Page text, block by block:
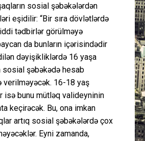
sosial şəbəkələrdən
eşidilir: “Bir sıra dövlətlərdə
tədbirlər görülməyə
da bunların içərisindədir
dəyişikliklərdə 16 yaşa
sosial şəbəkədə hesab
verilməyəcək. 16-18 yaş
isə bunu mütləq valideyninin
keçirəcək. Bu, ona imkan
artıq sosial şəbəkələrdə çox
Eyni zamanda,